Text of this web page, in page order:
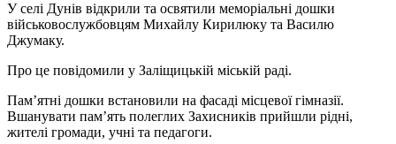
У селі Дунів відкрили та освятили меморіальні дошки
військовослужбовцям Михайлу Кирилюку та Василю
Джумаку.
Про це повідомили у Заліщицькій міській раді.
Пам’ятні дошки встановили на фасаді місцевої гімназії.
Вшанувати пам’ять полеглих Захисників прийшли рідні,
жителі громади, учні та педагоги.